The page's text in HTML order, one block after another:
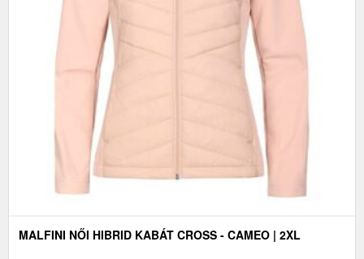
MALFINI NŐI HIBRID KABÁT CROSS - CAMEO | 2XL